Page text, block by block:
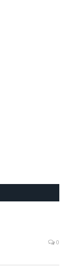
0